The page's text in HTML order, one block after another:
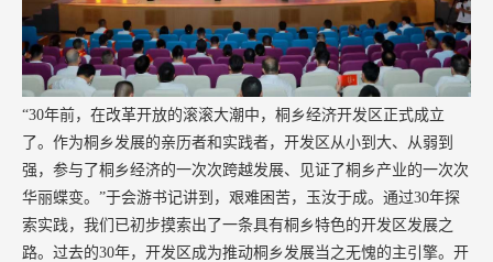
“30年前，在改革开放的滚滚大潮中，桐乡经济开发区正式成立
了。作为桐乡发展的亲历者和实践者，开发区从小到大、从弱到
强，参与了桐乡经济的一次次跨越发展、见证了桐乡产业的一次次
华丽蝶变。”于会游书记讲到，艰难困苦，玉汝于成。通过30年探
索实践，我们已初步摸索出了一条具有桐乡特色的开发区发展之
路。过去的30年，开发区成为推动桐乡发展当之无愧的主引擎。开